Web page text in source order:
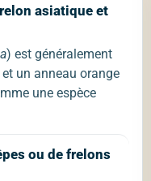
asiatique et
) est généralement
un anneau orange
une espèce
ou de frelons